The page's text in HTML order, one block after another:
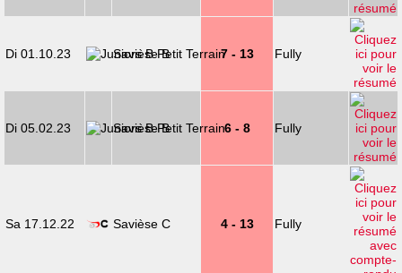
Di 01.10.23 Savièse B 7 - 13 Fully
Di 05.02.23 Savièse B 6 - 8 Fully
Sa 17.12.22 Savièse C 4 - 13 Fully